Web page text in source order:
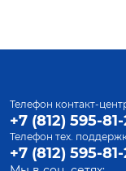
Телефон контакт-
+7 (812) 595-81-
Телефон тех.
+7 (812) 595-